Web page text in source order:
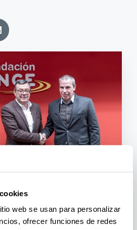
web se usan para personalizar
ofrecer funciones de redes
director del área de Personas
han firmado un convenio
la contratación de personas